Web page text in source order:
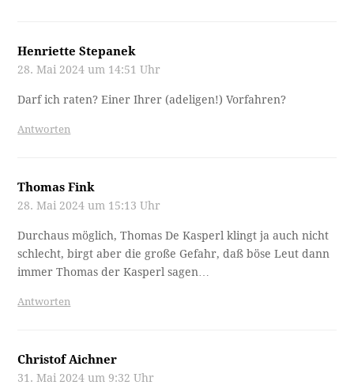
Henriette Stepanek
28. Mai 2024 um 14:51 Uhr
Darf ich raten? Einer Ihrer (adeligen!) Vorfahren?
Antworten
Thomas Fink
28. Mai 2024 um 15:13 Uhr
Durchaus möglich, Thomas De Kasperl klingt ja auch nicht
schlecht, birgt aber die große Gefahr, daß böse Leut dann
immer Thomas der Kasperl sagen…
Antworten
Christof Aichner
31. Mai 2024 um 9:32 Uhr